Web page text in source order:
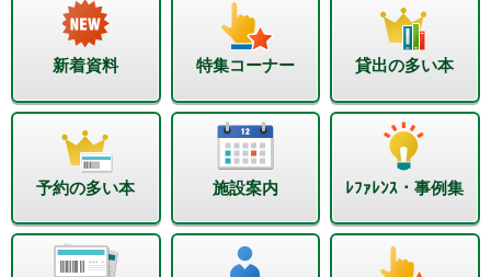
新着資料 特集コーナー 貸出の多い本
予約の多い本 施設案内 ﾚﾌｧﾚﾝｽ・事例集